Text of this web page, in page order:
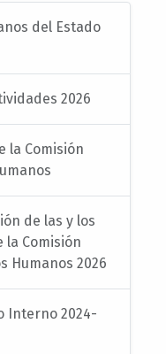
del Estado
2026
la Comisión
de las y los
la Comisión
Humanos 2026
Interno 2024-